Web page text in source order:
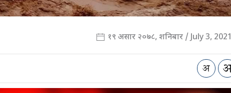
१९ असार २०७८, शनिबार / July 3, 2021